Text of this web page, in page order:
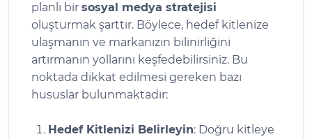
planlı bir sosyal medya stratejisi
oluşturmak şarttır. Böylece, hedef kitlenize
ulaşmanın ve markanızın bilinirliğini
artırmanın yollarını keşfedebilirsiniz. Bu
noktada dikkat edilmesi gereken bazı
hususlar bulunmaktadır:
Hedef Kitlenizi Belirleyin: Doğru kitleye